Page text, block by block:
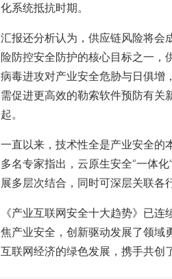
化系统抵抗时期。
汇报还分析认为，供应链风险将会
险防控安全防护的核心目标之一，
病毒进攻对产业安全危胁与日俱增
需促进更高效的勒索软件预防有关
起。
一直以来，技术性全是产业安全的
多名专家指出，云原生安全“一体
展多层次结合，同时可深层关联各
《产业互联网安全十大趋势》已
焦产业安全，创新驱动发展了领域
互联网经济的绿色发展，携手共创